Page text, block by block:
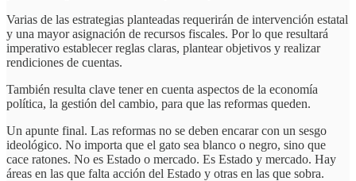
Varias de las estrategias planteadas requerirán de intervención estatal
y una mayor asignación de recursos fiscales. Por lo que resultará
imperativo establecer reglas claras, plantear objetivos y realizar
rendiciones de cuentas.
También resulta clave tener en cuenta aspectos de la economía
política, la gestión del cambio, para que las reformas queden.
Un apunte final. Las reformas no se deben encarar con un sesgo
ideológico. No importa que el gato sea blanco o negro, sino que
cace ratones. No es Estado o mercado. Es Estado y mercado. Hay
áreas en las que falta acción del Estado y otras en las que sobra.